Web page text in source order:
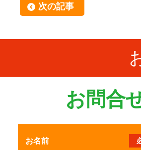
次の記事
お問合
お名前